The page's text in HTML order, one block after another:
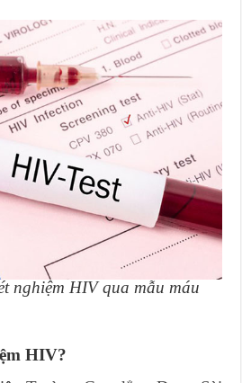
nghiệm HIV qua mẫu máu
HIV?